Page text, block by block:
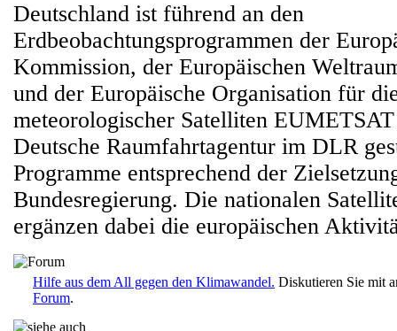
Deutschland ist führend an den
Erdbeobachtungsprogrammen der
Kommission, der Europäischen
und der Europäische Organisation für
meteorologischer Satelliten
Deutsche Raumfahrtagentur im DLR
Programme entsprechend der
Bundesregierung. Die nationalen
ergänzen dabei die europäischen
Hilfe aus dem All gegen den Klimawandel. Diskutieren Sie mit
Forum.